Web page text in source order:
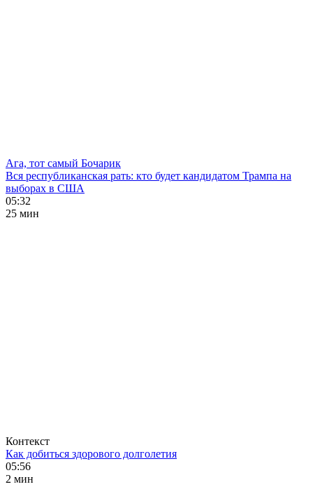
Ага, тот самый Бочарик
Вся республиканская рать: кто будет кандидатом Трампа на
выборах в США
05:32
25 мин
Контекст
Как добиться здорового долголетия
05:56
2 мин